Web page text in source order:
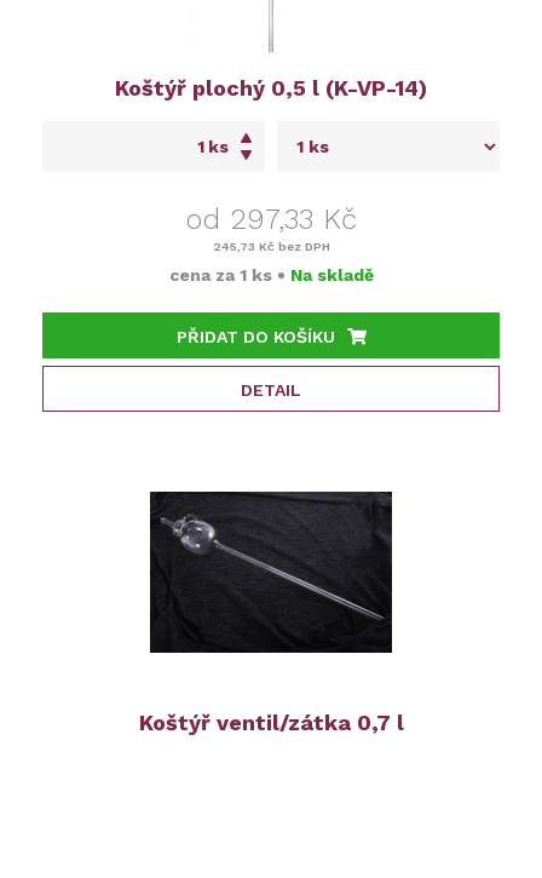
Koštýř plochý 0,5 l (K-VP-14)
ks
od 297,33 Kč
245,73 Kč bez DPH
cena za 1 ks • Na skladě
PŘIDAT DO KOŠÍKU
DETAIL
Koštýř ventil/zátka 0,7 l